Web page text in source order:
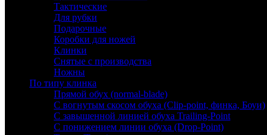
Тактические
Для рубки
Подарочные
Коробки для ножей
Клинки
Снятые с производства
Ножны
По типу клинка
Прямой обух (normal-blade)
С вогнутым скосом обуха (Clip-point, финка, Боуи)
С завышенной линией обуха Trailing-Point
С понижением линии обуха (Drop-Point)